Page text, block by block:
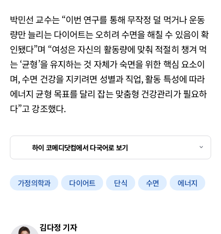
박민선 교수는 “이번 연구를 통해 무작정 덜 먹거나 운동
량만 늘리는 다이어트는 오히려 수면을 해칠 수 있음이 확
인됐다”며 “여성은 자신의 활동량에 맞춰 적절히 챙겨 먹
는 ‘균형’을 유지하는 것 자체가 숙면을 위한 핵심 요소이
며, 수면 건강을 지키려면 성별과 직업, 활동 특성에 따라
에너지 균형 목표를 달리 잡는 맞춤형 건강관리가 필요하
다”고 강조했다.
하이 코메디닷컴에서 다국어로 보기
가정의학과 다이어트 단식 수면 에너지
김다정 기자